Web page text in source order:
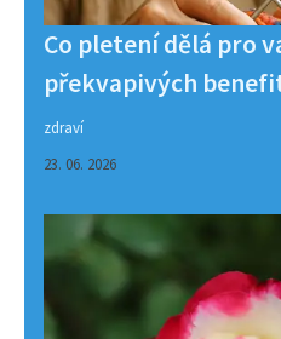
Co pletení dělá pro
překvapivých
zdraví
23. 06. 2026